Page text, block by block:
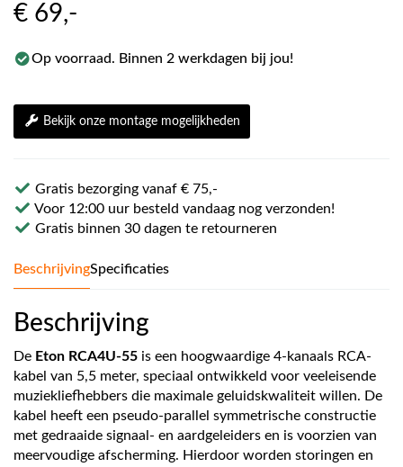
€ 69,-
Op voorraad. Binnen 2 werkdagen bij jou!
Bekijk onze montage mogelijkheden
Gratis bezorging vanaf € 75,-
Voor 12:00 uur besteld vandaag nog verzonden!
Gratis binnen 30 dagen te retourneren
BeschrijvingSpecificaties
Beschrijving
De Eton RCA4U-55 is een hoogwaardige 4-kanaals RCA-
kabel van 5,5 meter, speciaal ontwikkeld voor veeleisende
muziekliefhebbers die maximale geluidskwaliteit willen. De
kabel heeft een pseudo-parallel symmetrische constructie
met gedraaide signaal- en aardgeleiders en is voorzien van
meervoudige afscherming. Hierdoor worden storingen en